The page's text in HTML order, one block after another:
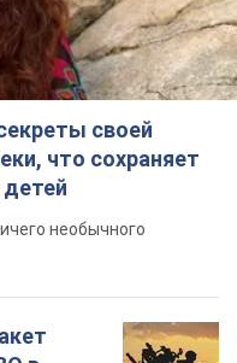
своей
что сохраняет
необычного